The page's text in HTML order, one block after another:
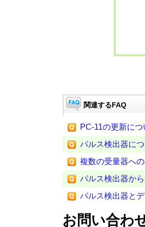
関連するFAQ
PC-11の更新につ
パルス検出器に
複数の受量器へ
パルス検出器か
パルス検出器と
お問い合わ